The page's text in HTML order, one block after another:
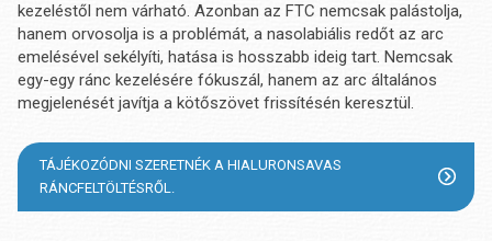
kezeléstől nem várható. Azonban az FTC nemcsak palástolja,
hanem orvosolja is a problémát, a nasolabiális redőt az arc
emelésével sekélyíti, hatása is hosszabb ideig tart. Nemcsak
egy-egy ránc kezelésére fókuszál, hanem az arc általános
megjelenését javítja a kötőszövet frissítésén keresztül.
TÁJÉKOZÓDNI SZERETNÉK A HIALURONSAVAS
RÁNCFELTÖLTÉSRŐL.